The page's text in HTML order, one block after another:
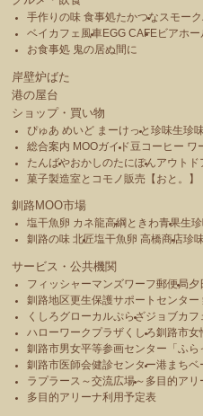
手作りの味 食事処たかつな スモー
ベイカフェ風車EGG CAFE ビアホ
お食事処 鬼の居ぬ間に
岸壁炉ばた
港の屋台
ショップ・買い物
ぴゅあ めいど まーけっと珍味生珍
総合案内 MOOガイド豆コーヒー ワ
たんばやおかしのたにぽんアウトド
菓子製造室とコモノ販売【おと。】
釧路MOO市場
塩干魚卵 カネ龍高綱 ときわ青果生
釧路の味 北匠塩干魚卵 高橋商店珍
サービス・公共機関
フィッシャーマンズワーフ郵便局夕
釧路地区更生保護サポートセンター
くしろグローカルぷらざジョブカフ
ハローワークプラザくしろ釧路市女
釧路市男女平等参画センター「ふら
釧路市医師会健診センター港まちベ
ラプラース～交流広場～ 多目的アリ
多目的アリーナ利用予定表